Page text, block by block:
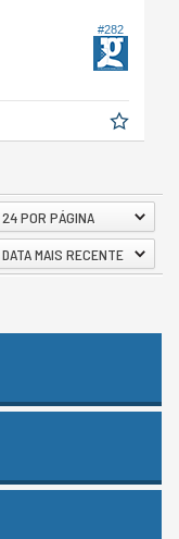
#282
24 POR PÁGINA
DATA MAIS RECENTE